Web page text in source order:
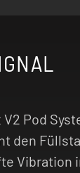
Pod
den
Vibration